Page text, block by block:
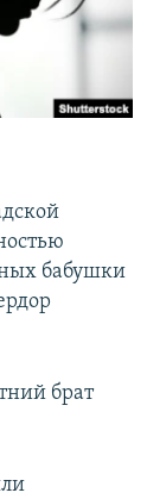
бабушки
брат